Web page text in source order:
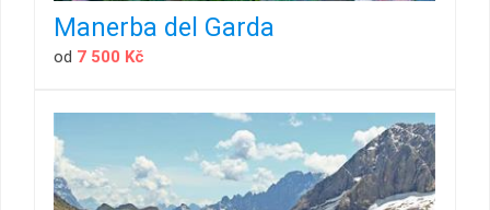
Manerba del Garda
od 7 500 Kč